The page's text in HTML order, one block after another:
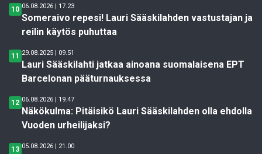
10 06.08.2026 | 17.23
Someraivo repesi! Lauri Sääskilahden vastustajan ja
reilin käytös puhuttaa
11 29.08.2025 | 09.51
Lauri Sääskilahti jatkaa ainoana suomalaisena EPT
Barcelonan pääturnauksessa
12 06.08.2026 | 19.47
Näkökulma: Pitäisikö Lauri Sääskilahden olla ehdolla
Vuoden urheilijaksi?
13 05.08.2026 | 21.00